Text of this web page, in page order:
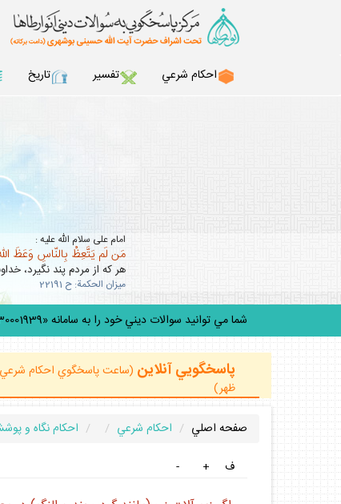
احكام شرعي تفسير تاريخ
امام على سلام الله عليه :
مَن لَم يَتَّعِظْ بِالنّاسِ وَعَظَ
هر كه از مردم پند نگيرد،
ميزان الحكمة: ح 22191
شما مي توانيد سوالات ديني خود را به سامانه «30001939» پيامك كنيد.
پاسخگويي آنلاين
ظهر)
صفحه اصلي احكام شرعي
احكام نگاه و
ف
+
-